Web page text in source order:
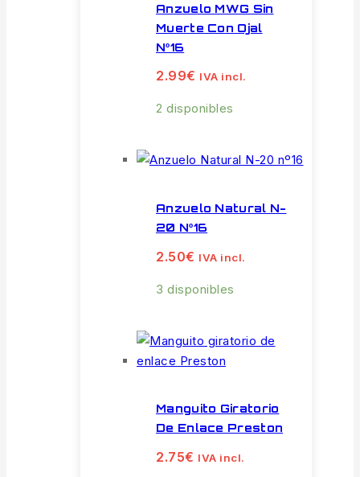
Anzuelo MWG Sin
Muerte Con Ojal
Nº16
2.99€ IVA incl.
2 disponibles
Anzuelo Natural N-
20 Nº16
2.50€ IVA incl.
3 disponibles
Manguito Giratorio
De Enlace Preston
2.75€ IVA incl.